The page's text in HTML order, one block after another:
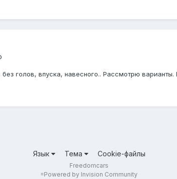
голов, впуска, навесного.. Рассмотрю
Язык Тема Cookie-файлы
Freedomcars
=Powered by Invision Community